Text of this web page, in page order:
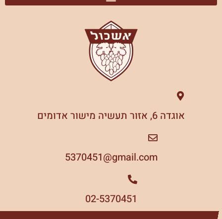
אוגדה 6, אזור תעשיה מישור אדומים
5370451 gmail.com@
02-5370451